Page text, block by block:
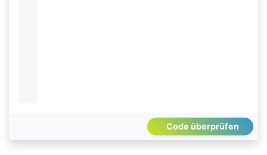
Code überprüfen